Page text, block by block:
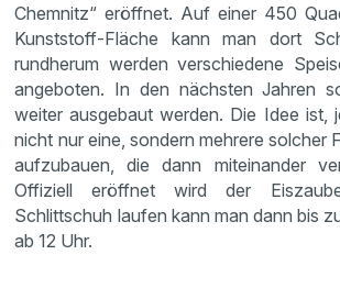
Chemnitz“ eröffnet. Auf einer 450
Kunststoff-Fläche kann man dort
rundherum werden verschiedene
angeboten. In den nächsten Jahren
weiter ausgebaut werden. Die Idee ist,
nicht nur eine, sondern mehrere solcher
aufzubauen, die dann miteinander
Offiziell eröffnet wird der
Schlittschuh laufen kann man dann bis
ab 12 Uhr.